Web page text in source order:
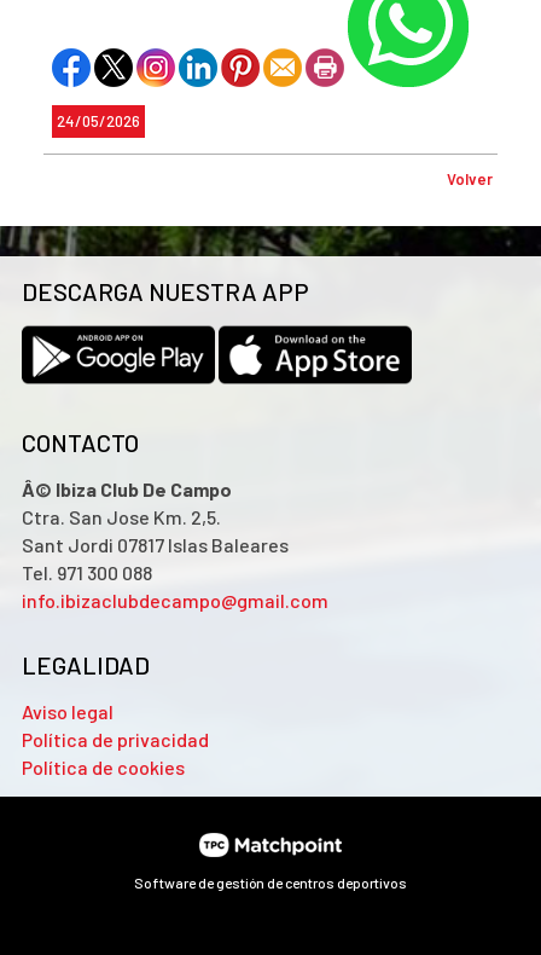
24/05/2026
Volver
DESCARGA NUESTRA APP
CONTACTO
Â© Ibiza Club De Campo
Ctra. San Jose Km. 2,5.
Sant Jordi 07817 Islas Baleares
Tel. 971 300 088
info.ibizaclubdecampo@gmail.com
LEGALIDAD
Aviso legal
Política de privacidad
Política de cookies
Software de gestión de centros deportivos